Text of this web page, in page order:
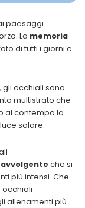
paesaggi
La memoria
di tutti i giorni e
gli occhiali sono
multistrato che
al contempo la
solare.
che si
più intensi. Che
occhiali
allenamenti più